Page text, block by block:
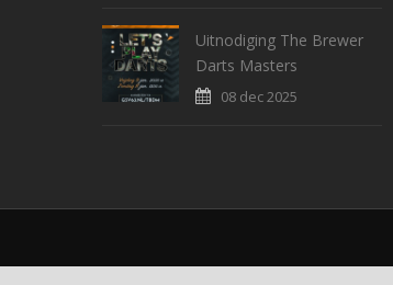
Uitnodiging The Brewer
Darts Masters
08 dec 2025